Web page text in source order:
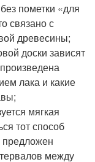
пометки «для
связано с
древесины;
доски зависят
лака и какие
мягкая
тот способ
предложен
между